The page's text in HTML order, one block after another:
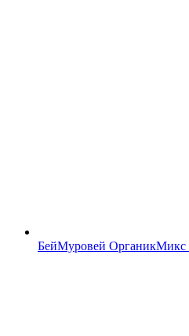
БейМуровей ОрганикМикс